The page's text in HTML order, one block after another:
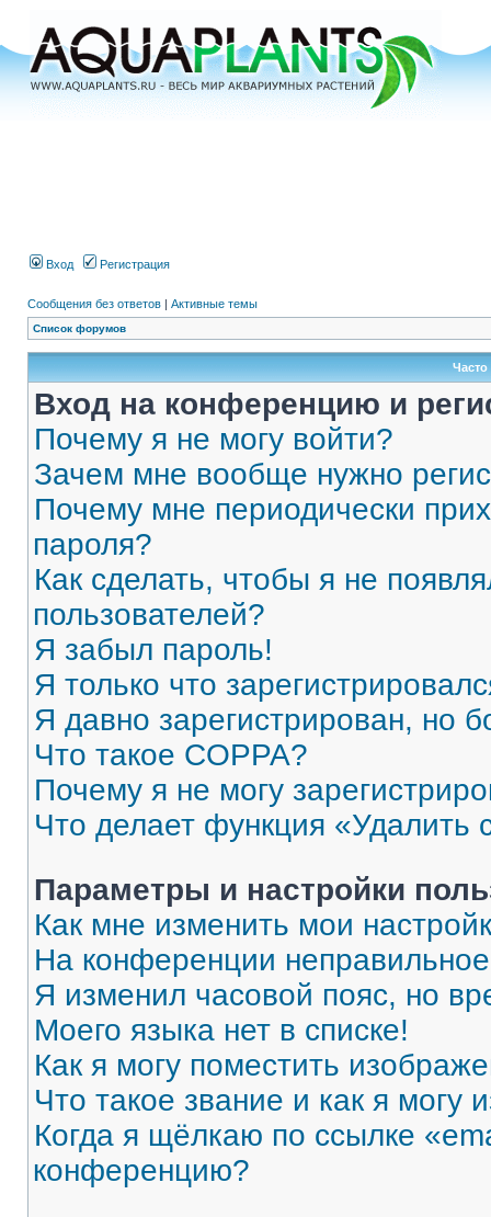
Вход Регистрация
Сообщения без ответов | Активные темы
Список форумов
Вход на конференцию и
Почему я не могу войти?
Зачем мне вообще нужно
Почему мне периодически
пароля?
Как сделать, чтобы я не
пользователей?
Я забыл пароль!
Я только что
Я давно зарегистрирован, но
Что такое COPPA?
Почему я не могу
Что делает функция «Удалить
Параметры и настройки
Как мне изменить мои
На конференции
Я изменил часовой пояс, но
Моего языка нет в списке!
Как я могу поместить
Что такое звание и как я могу
Когда я щёлкаю по ссылке
конференцию?